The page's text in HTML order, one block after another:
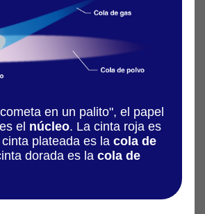
en un palito", el papel
el núcleo. La cinta roja es
plateada es la cola de
dorada es la cola de